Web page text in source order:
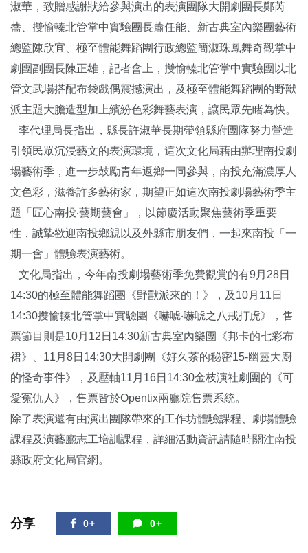
淑華，致贈感謝狀給參與演出的表演團隊大開劇團長鄭芮
蕎、㩳愉轃北管掌中實驗團長蕭任能、新古典室內樂團藝術
總監陳欣宜、極至體能舞蹈團行政總監簡淑珠鳳舞奇觀掌中
劇團副團長陳正雄，記者會上，㩳愉轃北管掌中實驗團以北
管文武場搭配布袋戲偶震撼演出，及極至體能舞蹈團的野獸
派主題大膽造型加上繽紛色彩舞藝表演，讓民眾先睹為快。
李代理局長指出，縣長許淑華長期帶領縣府團隊努力營造
引領民眾沉浸藝文的表演環境，這次文化局藉由辦理南投劇
場藝術季，進一步鼓勵青年返鄉一同參與，南投充滿濃厚人
文色彩，滋養許多藝術家，期望正如這次南投劇場藝術季主
題「匠心南投‧藝期藝會」，以節慶活動聚焦藝術季重要
性，誠摯歡迎南投鄉親以及外縣市朋友們，一起來南投「一
期一會」體驗表演藝術。
文化局指出，今年南投劇場藝術季免費觀賞的有9月28日
14:30的極至體能舞蹈團《野獸派來的！》，及10月11日
14:30㩳愉轃北管掌中實驗團《嚇唬‧嚇唬之八戒打虎》，售
票節目則是10月12日14:30新古典室內樂團《邦卡的七彩布
裙》、11月8日14:30大開劇團《好久茶的秘密15-幽靈大廚
的怪奇事件》，及壓軸11月16日14:30金枝演社劇團的《可
愛冤仇人》，售票皆於Opentix兩廳院售票系統。
除了表演還有由演出團隊帶來的工作坊體驗課程、劇場體驗
課程及演藝廳志工培訓課程，詳細活動資訊請隨時關注南投
縣政府文化局官網。
分享 0+ 0+